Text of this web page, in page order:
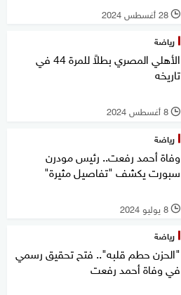
l 28 أغسطس 2024
رياضة
الأهلي المصري بطلاً للمرة 44 في
تاريخه
l 8 أغسطس 2024
رياضة
وفاة أحمد رفعت.. رئيس مودرن
سبورت يكشف "تفاصيل مثيرة"
l 8 يوليو 2024
رياضة
"الحزن حطم قلبه".. فتح تحقيق رسمي
في وفاة أحمد رفعت